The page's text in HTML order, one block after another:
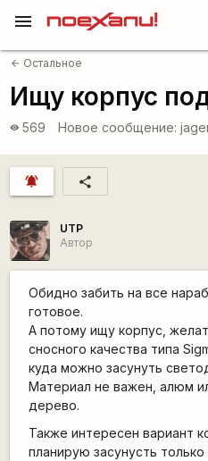
menu
arrow_back Остальное
Ищу корпус
visibility 569 Новое сообщение:
notifications_active share
UTP
Автор
Обидно забить на все
готовое.
А потому ищу корпус,
сносного качества типа
куда можно засунуть
Материал не важен, алюм
дерево.
Также интересен вариант
планирую засунусть